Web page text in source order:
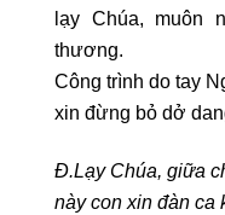
lạy Chúa, muôn
thương.
Công trình do tay
xin đừng bỏ dở
Đ.Lạy Chúa, giữa
này con xin đàn ca